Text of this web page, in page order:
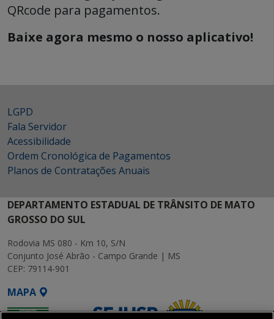
QRcode para pagamentos.
Baixe agora mesmo o nosso aplicativo!
LGPD
Fala Servidor
Acessibilidade
Ordem Cronológica de Pagamentos
Planos de Contratações Anuais
DEPARTAMENTO ESTADUAL DE TRÂNSITO DE MATO
GROSSO DO SUL
Rodovia MS 080 - Km 10, S/N
Conjunto José Abrão - Campo Grande | MS
CEP: 79114-901
MAPA